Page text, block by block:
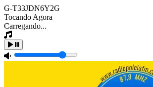
G-T33JDN6Y2G
Tocando Agora
Carregando...